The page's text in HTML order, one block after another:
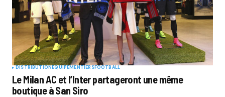
Submit Comment
DISTRIBUTIONEQUIPEMENTIERSFOOTBALL
Le Milan AC et l’Inter partageront une même
boutique à San Siro